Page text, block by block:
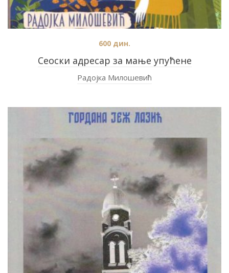
Сеоски адресар за мање упућене
600 дин.
Радојка Милошевић